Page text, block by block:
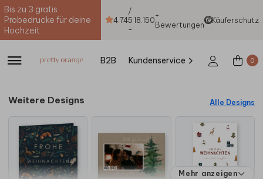
Bis zu 3 gratis
Probedrucke für deine
Hochzeit
4.74
/
5
-
18.150+
Bewertungen
Käuferschutz
B2B Kundenservice 0
Weitere Designs Alle Designs
Mehr anzeigen